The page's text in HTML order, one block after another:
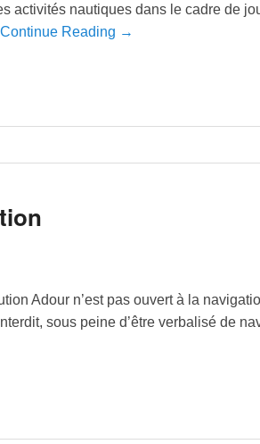
activités nautiques dans le cadre de
Continue Reading →
Adour n’est pas ouvert à la
sous peine d’être verbalisé de